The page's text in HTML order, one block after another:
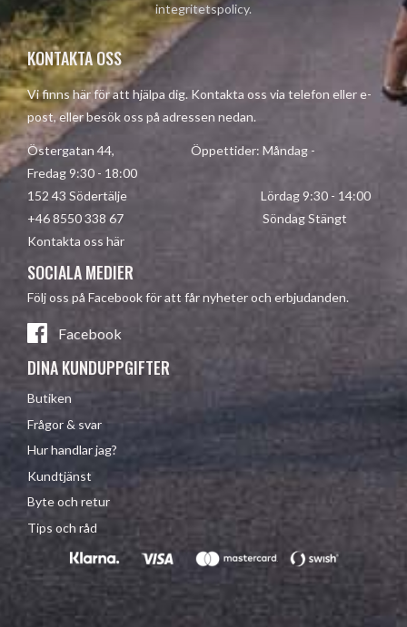
integritetspolicy.
KONTAKTA OSS
Vi finns här för att hjälpa dig. Kontakta oss via telefon eller e-
post, eller besök oss på adressen nedan.
Östergatan 44, Öppettider: Måndag -
Fredag 9:30 - 18:00
152 43 Södertälje Lördag 9:30 - 14:00
+46 8550 338 67 Söndag Stängt
Kontakta oss här
SOCIALA MEDIER
Följ oss på Facebook för att får nyheter och erbjudanden.
Facebook
DINA KUNDUPPGIFTER
Butiken
Frågor & svar
Hur handlar jag?
Kundtjänst
Byte och retur
Tips och råd